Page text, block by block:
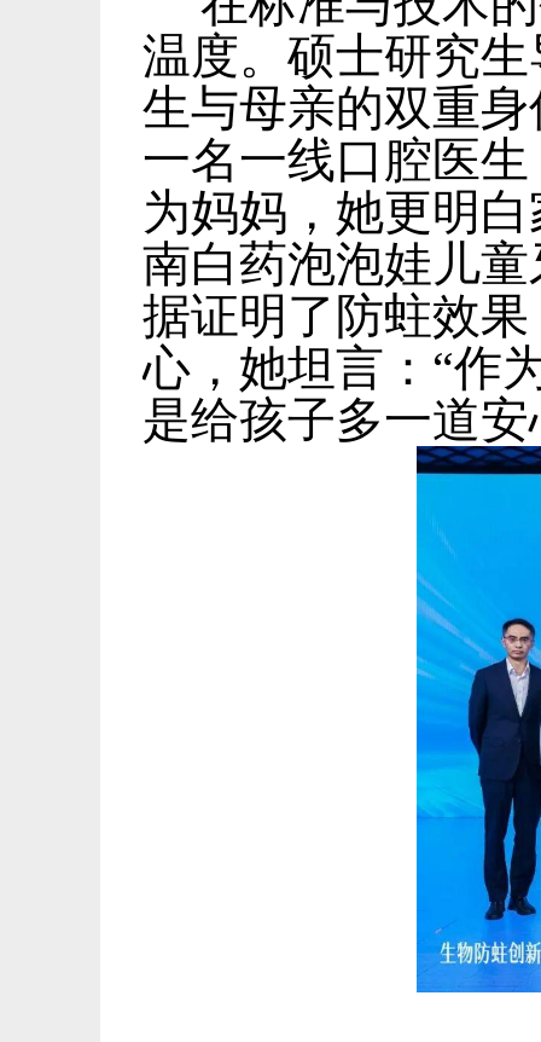
温度。硕士研究
生与母亲的双重
一名一线口腔医
为妈妈，她更明
南白药泡泡娃儿
据证明了防蛀效
心，她坦言：“作
是给孩子多一道